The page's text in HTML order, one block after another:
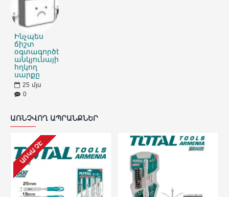
Ինչպես
ճիշտ
օգտագործել
անկյունային
հղկող
սարքը
25 մյս
0
ԱՌՆՉՎՈՂ ԱՊՐԱՆՔՆԵՐ
ԱՌԿԱ ՉԷ